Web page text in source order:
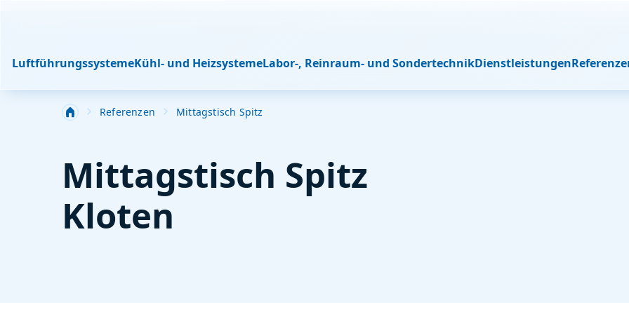
LuftführungssystemeKühl- und HeizsystemeLabor-, Reinraum- und SondertechnikDienstleistungen
Referenzen Mittagstisch Spitz
Mittagstisch Spitz
Kloten